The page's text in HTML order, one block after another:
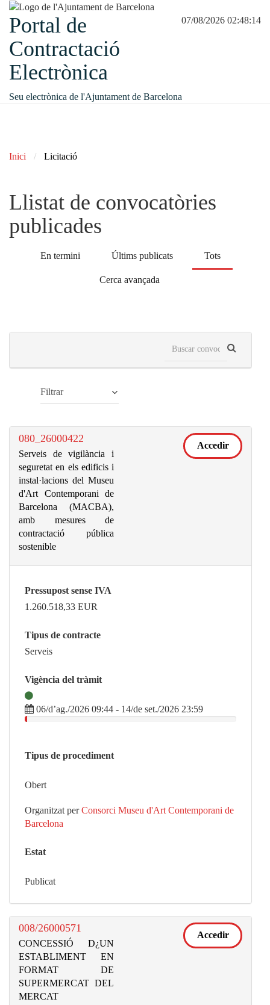
07/08/2026 02:48:15
Portal de
Contractació
Electrònica
Seu electrònica de l'Ajuntament de Barcelona
Inici Licitació
Llistat de convocatòries
publicades
En termini Últims publicats Tots
Cerca avançada
Filtrar
080_26000422
Serveis de vigilància i
seguretat en els edificis i
instal·lacions del Museu
d'Art Contemporani de
Barcelona (MACBA),
amb mesures de
contractació pública
sostenible
Accedir
Pressupost sense IVA
1.260.518,33 EUR
Tipus de contracte
Serveis
Vigència del tràmit
06/d’ag./2026 09:44 - 14/de set./2026 23:59
Tipus de procediment
Obert
Organitzat per Consorci Museu d'Art Contemporani de
Barcelona
Estat
Publicat
008/26000571
CONCESSIÓ D¿UN
ESTABLIMENT EN
FORMAT DE
SUPERMERCAT DEL
MERCAT
Accedir